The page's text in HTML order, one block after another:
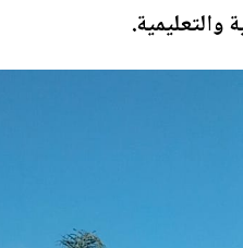
والتعليمية.